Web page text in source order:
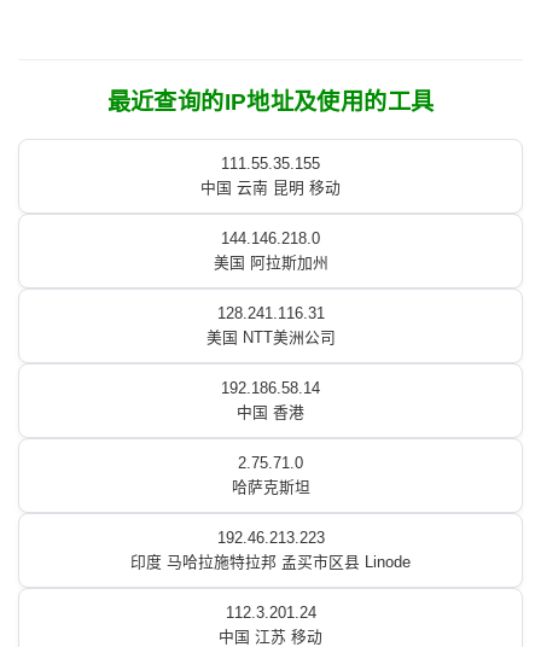
最近查询的IP地址及使用的工具
111.55.35.155
中国 云南 昆明 移动
144.146.218.0
美国 阿拉斯加州
128.241.116.31
美国 NTT美洲公司
192.186.58.14
中国 香港
2.75.71.0
哈萨克斯坦
192.46.213.223
印度 马哈拉施特拉邦 孟买市区县 Linode
112.3.201.24
中国 江苏 移动